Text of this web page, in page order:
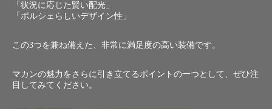
「状況に応じた賢い配光」
「ポルシェらしいデザイン性」
この3つを兼ね備えた、非常に満足度の高い装備です。
マカンの魅力をさらに引き立てるポイントの一つとして、ぜひ注
目してみてください。